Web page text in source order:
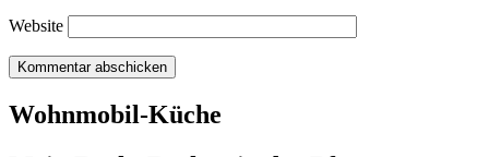
Website
Wohnmobil-Küche